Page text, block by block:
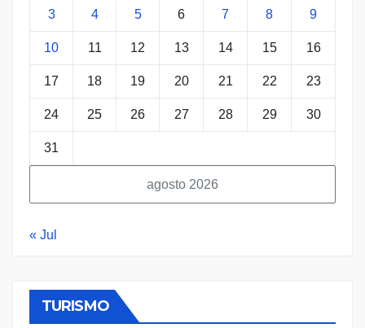
agosto 2026
3 4 5 6 7 8 9
10 11 12 13 14 15 16
17 18 19 20 21 22 23
24 25 26 27 28 29 30
31
« Jul
TURISMO
ECONOMÍA PERÚ
TURISMO